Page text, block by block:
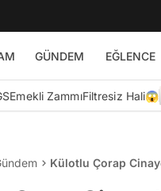
GÜNDEM EĞLENCE
Emekli ZammıFiltresiz Hali😱
Külotlu Çorap